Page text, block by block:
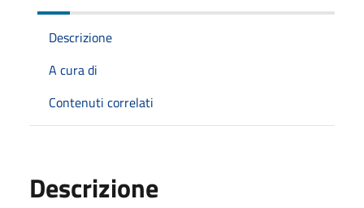
Descrizione
A cura di
Contenuti correlati
Descrizione